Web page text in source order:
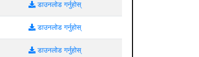
डाउनलोड गर्नुहोस्
डाउनलोड गर्नुहोस्
डाउनलोड गर्नुहोस्